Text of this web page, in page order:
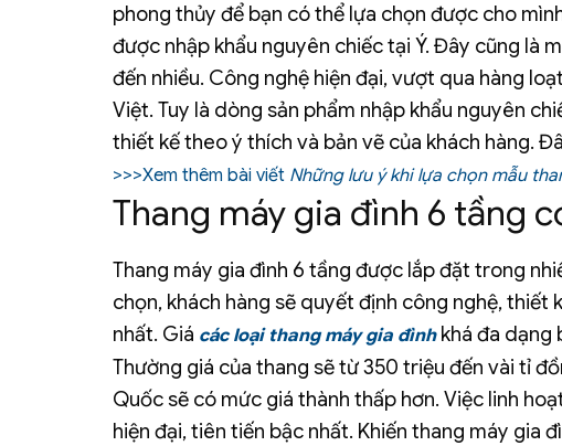
phong thủy để bạn có thể lựa chọn được cho
được nhập khẩu nguyên chiếc tại Ý. Đây cũng là
đến nhiều. Công nghệ hiện đại, vượt qua hàng
Việt. Tuy là dòng sản phẩm nhập khẩu nguyên
thiết kế theo ý thích và bản vẽ của khách hàng.
>>>Xem thêm bài viết Những lưu ý khi lựa chọn mẫu
Thang máy gia đình 6 tầng
Thang máy gia đình 6 tầng được lắp đặt trong
chọn, khách hàng sẽ quyết định công nghệ,
nhất. Giá các loại thang máy gia đìnhkhá đa dạng
Thường giá của thang sẽ từ 350 triệu đến vài tỉ
Quốc sẽ có mức giá thành thấp hơn. Việc linh
hiện đại, tiên tiến bậc nhất. Khiến thang máy gia